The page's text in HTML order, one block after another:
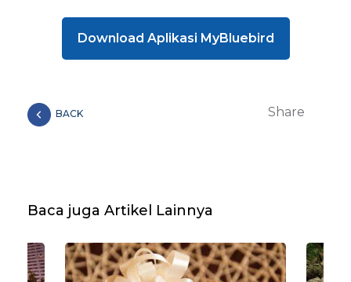
Download Aplikasi MyBluebird
BACK Share
Baca juga Artikel Lainnya